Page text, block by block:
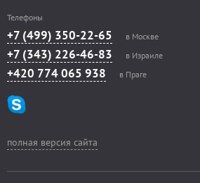
Телефоны
+7 (499) 350-22-65 в Москве
+7 (343) 226-46-83 в Израиле
+420 774 065 938 в Праге
полная версия сайта